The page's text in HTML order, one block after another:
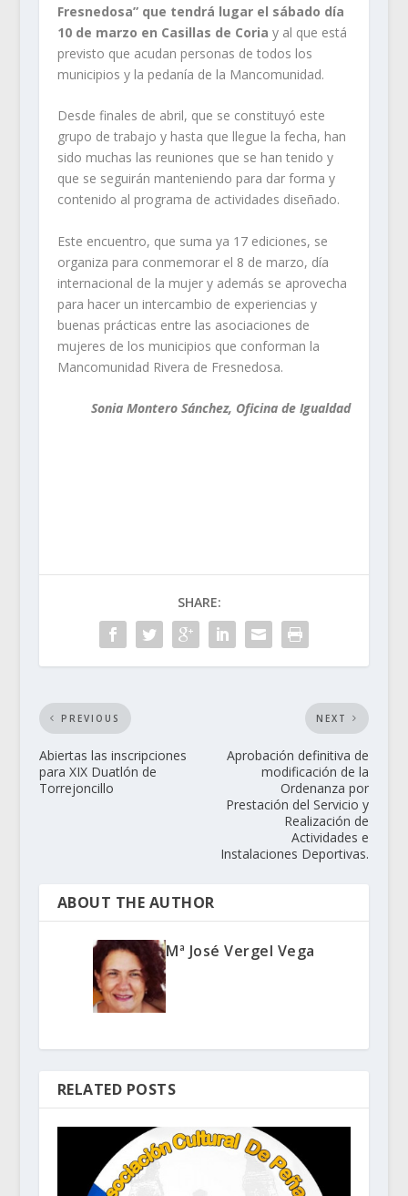
Fresnedosa” que tendrá lugar el sábado día
10 de marzo en Casillas de Coria y al que está
previsto que acudan personas de todos los
municipios y la pedanía de la Mancomunidad.
Desde finales de abril, que se constituyó este
grupo de trabajo y hasta que llegue la fecha, han
sido muchas las reuniones que se han tenido y
que se seguirán manteniendo para dar forma y
contenido al programa de actividades diseñado.
Este encuentro, que suma ya 17 ediciones, se
organiza para conmemorar el 8 de marzo, día
internacional de la mujer y además se aprovecha
para hacer un intercambio de experiencias y
buenas prácticas entre las asociaciones de
mujeres de los municipios que conforman la
Mancomunidad Rivera de Fresnedosa.
Sonia Montero Sánchez, Oficina de Igualdad
SHARE:
PREVIOUS
Abiertas las inscripciones
para XIX Duatlón de
Torrejoncillo
NEXT
Aprobación definitiva de
modificación de la
Ordenanza por
Prestación del Servicio y
Realización de
Actividades e
Instalaciones Deportivas.
ABOUT THE AUTHOR
Mª José Vergel Vega
RELATED POSTS